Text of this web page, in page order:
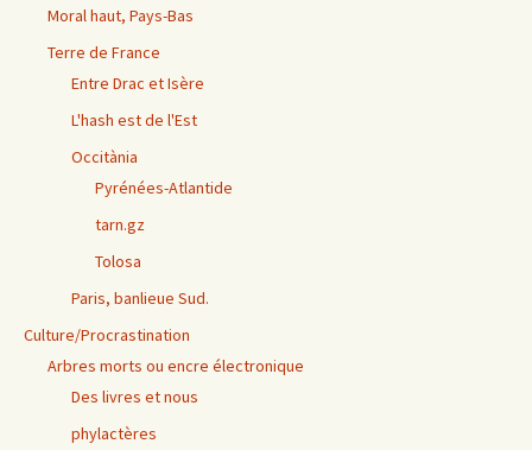
Moral haut, Pays-Bas
Terre de France
Entre Drac et Isère
L'hash est de l'Est
Occitània
Pyrénées-Atlantide
tarn.gz
Tolosa
Paris, banlieue Sud.
Culture/Procrastination
Arbres morts ou encre électronique
Des livres et nous
phylactères